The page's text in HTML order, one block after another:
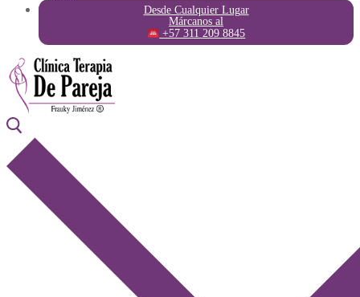
Desde Cualquier Lugar
Márcanos al
+57 311 209 8845